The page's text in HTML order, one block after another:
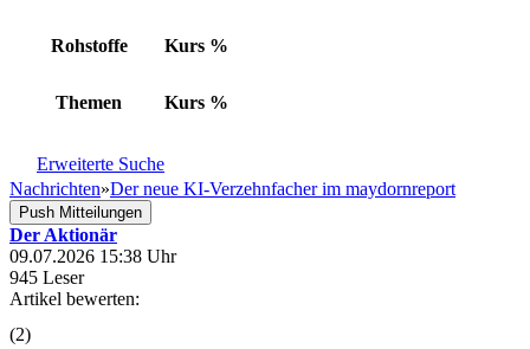
Rohstoffe Kurs %
Themen Kurs %
Erweiterte Suche
Nachrichten»Der neue KI-Verzehnfacher im maydornreport
Push Mitteilungen
Der Aktionär
09.07.2026 15:38 Uhr
945 Leser
Artikel bewerten:
(2)